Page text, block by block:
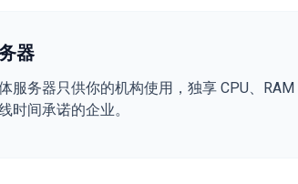
器
服务器只供你的机构使用，独享 CPU、
时间承诺的企业。